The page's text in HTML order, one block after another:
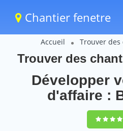
Chantier fenetre
Accueil Trouver
Trouver des
Développer
d'affaire :